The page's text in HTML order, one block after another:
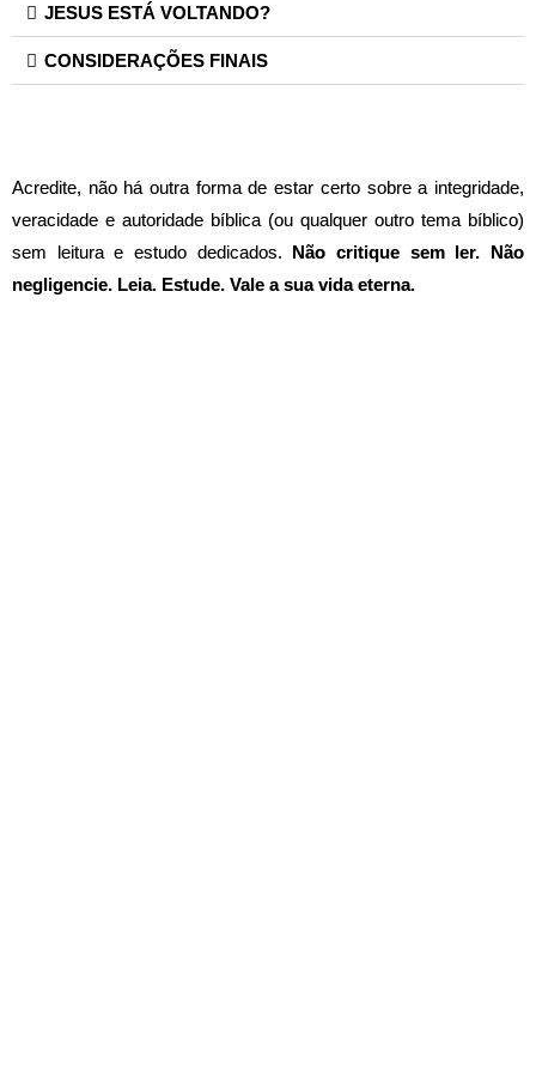
JESUS ESTÁ VOLTANDO?
CONSIDERAÇÕES FINAIS
Acredite, não há outra forma de estar certo sobre a integridade,
veracidade e autoridade bíblica (ou qualquer outro tema bíblico)
sem leitura e estudo dedicados. Não critique sem ler. Não
negligencie. Leia. Estude. Vale a sua vida eterna.